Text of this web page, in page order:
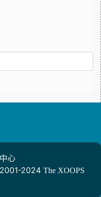
心
2024 The XOOPS